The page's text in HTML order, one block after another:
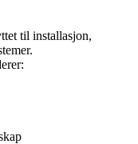
til installasjon,